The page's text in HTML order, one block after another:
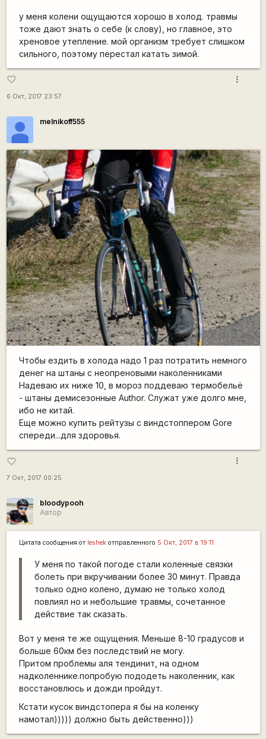
у меня колени ощущаются хорошо в холод. травмы
тоже дают знать о себе (к слову), но главное, это
хреновое утепление. мой организм требует слишком
сильного, поэтому перестал катать зимой.
favorite_border
6 Окт, 2017 23:57
more_vert
melnikoff555
Чтобы ездить в холода надо 1 раз потратить немного
денег на штаны с неопреновыми наколенниками
Надеваю их ниже 10, в мороз поддеваю термобельё
- штаны демисезонные Author. Служат уже долго мне,
ибо не китай.
Еще можно купить рейтузы с виндстоппером Gore
спереди...для здоровья.
favorite_border
7 Окт, 2017 00:25
more_vert
bloodypooh
Автор
Цитата сообщения от leshekотправленного 5 Окт, 2017 в 19:11
У меня по такой погоде стали коленные связки
болеть при вкручивании более 30 минут. Правда
только одно колено, думаю не только холод
повлиял но и небольшие травмы, сочетанное
действие так сказать.
Вот у меня те же ощущения. Меньше 8-10 градусов и
больше 60км без последствий не могу.
Притом проблемы аля тендинит, на одном
надколеннике.попробую пододеть наколенник, как
восстановлюсь и дожди пройдут.
Кстати кусок виндстопера я бы на коленку
намотал))))) должно быть действенно)))